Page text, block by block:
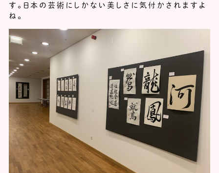
す。日本の芸術にしかない美しさに気付かされますよ
ね。